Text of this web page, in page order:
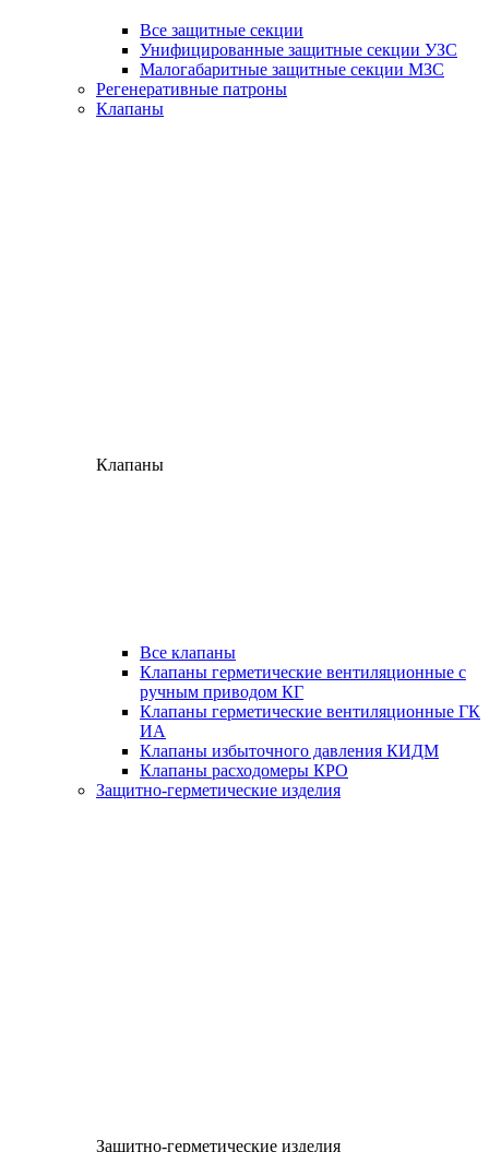
Все защитные секции
Унифицированные защитные секции УЗС
Малогабаритные защитные секции МЗС
Регенеративные патроны
Клапаны
Клапаны
Все клапаны
Клапаны герметические вентиляционные с
ручным приводом КГ
Клапаны герметические вентиляционные ГК
ИА
Клапаны избыточного давления КИДМ
Клапаны расходомеры КРО
Защитно-герметические изделия
Защитно-герметические изделия